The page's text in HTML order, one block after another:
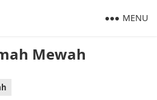
Mewah
MENU